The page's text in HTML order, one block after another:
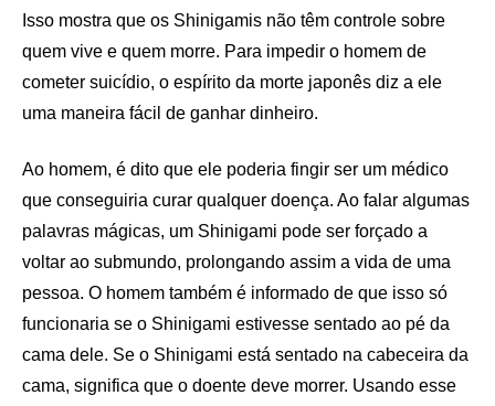
Isso mostra que os Shinigamis não têm controle sobre
quem vive e quem morre. Para impedir o homem de
cometer suicídio, o espírito da morte japonês diz a ele
uma maneira fácil de ganhar dinheiro.
Ao homem, é dito que ele poderia fingir ser um médico
que conseguiria curar qualquer doença. Ao falar algumas
palavras mágicas, um Shinigami pode ser forçado a
voltar ao submundo, prolongando assim a vida de uma
pessoa. O homem também é informado de que isso só
funcionaria se o Shinigami estivesse sentado ao pé da
cama dele. Se o Shinigami está sentado na cabeceira da
cama, significa que o doente deve morrer. Usando esse